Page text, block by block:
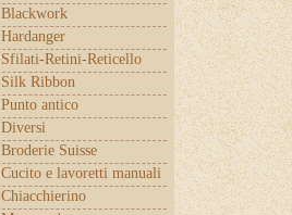
Blackwork
Hardanger
Sfilati-Retini-Reticello
Silk Ribbon
Punto antico
Diversi
Broderie Suisse
Cucito e lavoretti manuali
Chiacchierino